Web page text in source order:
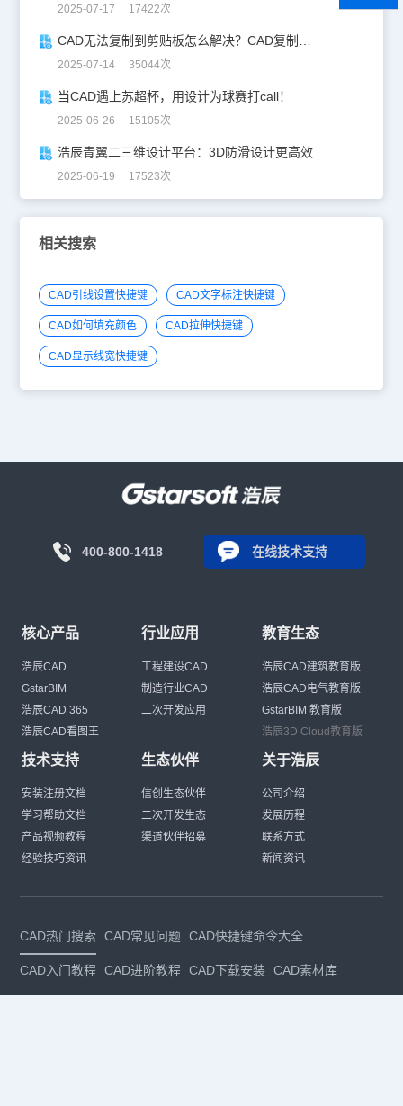
2025-07-17 17422次
CAD无法复制到剪贴板怎么解决？CAD复制失灵自救指南
2025-07-14 35044次
当CAD遇上苏超杯，用设计为球赛打call！
2025-06-26 15105次
浩辰青翼二三维设计平台：3D防滑设计更高效
2025-06-19 17523次
相关搜索
CAD引线设置快捷键 CAD文字标注快捷键
CAD如何填充颜色 CAD拉伸快捷键
CAD显示线宽快捷键
400-800-1418 在线技术支持
核心产品
浩辰CAD
GstarBIM
浩辰CAD 365
浩辰CAD看图王
行业应用
工程建设CAD
制造行业CAD
二次开发应用
教育生态
浩辰CAD建筑教育版
浩辰CAD电气教育版
GstarBIM 教育版
浩辰3D Cloud教育版
技术支持
安装注册文档
学习帮助文档
产品视频教程
经验技巧资讯
生态伙伴
信创生态伙伴
二次开发生态
渠道伙伴招募
关于浩辰
公司介绍
发展历程
联系方式
新闻资讯
CAD热门搜索 CAD常见问题 CAD快捷键命令大全
CAD入门教程 CAD进阶教程 CAD下载安装 CAD素材库